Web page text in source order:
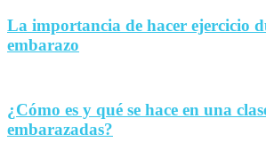
La importancia de hacer ejercicio
embarazo
¿Cómo es y qué se hace en una
embarazadas?